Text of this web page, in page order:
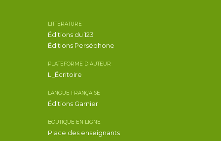
LITTÉRATURE
Éditions du 123
Éditions Perséphone
PLATEFORME D'AUTEUR
L_Écritoire
LANGUE FRANÇAISE
Éditions Garnier
BOUTIQUE EN LIGNE
Place des enseignants